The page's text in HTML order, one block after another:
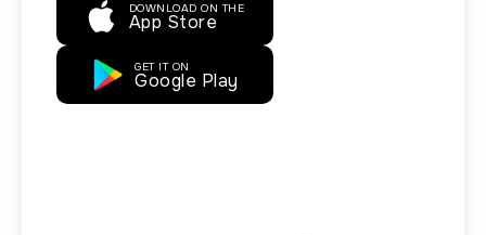
DOWNLOAD ON THE
App Store
GET IT ON
Google Play